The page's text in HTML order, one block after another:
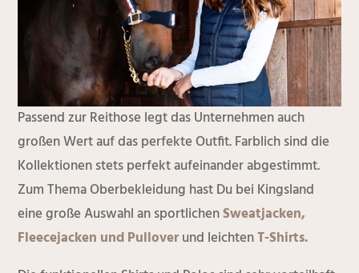
Passend zur Reithose legt das Unternehmen auch
großen Wert auf das perfekte Outfit. Farblich sind die
Kollektionen stets perfekt aufeinander abgestimmt.
Zum Thema Oberbekleidung hast Du bei Kingsland
eine große Auswahl an sportlichenSweatjacken,
Fleecejacken und Pulloverund leichtenT-Shirts.